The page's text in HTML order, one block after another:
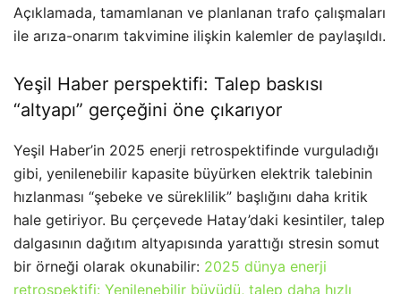
Açıklamada, tamamlanan ve planlanan trafo çalışmaları
ile arıza-onarım takvimine ilişkin kalemler de paylaşıldı.
Yeşil Haber perspektifi: Talep baskısı
“altyapı” gerçeğini öne çıkarıyor
Yeşil Haber’in 2025 enerji retrospektifinde vurguladığı
gibi, yenilenebilir kapasite büyürken elektrik talebinin
hızlanması “şebeke ve süreklilik” başlığını daha kritik
hale getiriyor. Bu çerçevede Hatay’daki kesintiler, talep
dalgasının dağıtım altyapısında yarattığı stresin somut
bir örneği olarak okunabilir: 2025 dünya enerji
retrospektifi: Yenilenebilir büyüdü, talep daha hızlı